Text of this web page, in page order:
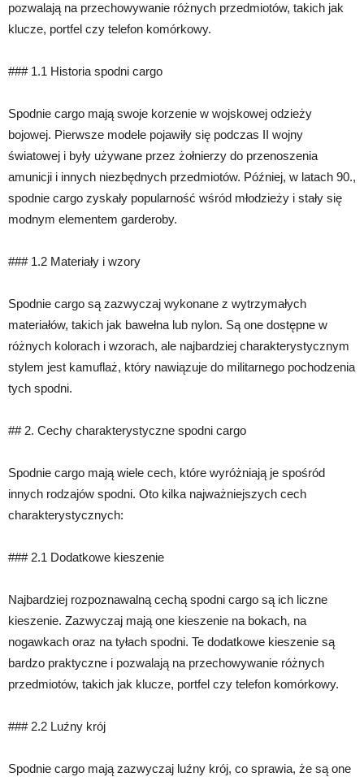
pozwalają na przechowywanie różnych przedmiotów, takich jak
klucze, portfel czy telefon komórkowy.
### 1.1 Historia spodni cargo
Spodnie cargo mają swoje korzenie w wojskowej odzieży
bojowej. Pierwsze modele pojawiły się podczas II wojny
światowej i były używane przez żołnierzy do przenoszenia
amunicji i innych niezbędnych przedmiotów. Później, w latach 90.,
spodnie cargo zyskały popularność wśród młodzieży i stały się
modnym elementem garderoby.
### 1.2 Materiały i wzory
Spodnie cargo są zazwyczaj wykonane z wytrzymałych
materiałów, takich jak bawełna lub nylon. Są one dostępne w
różnych kolorach i wzorach, ale najbardziej charakterystycznym
stylem jest kamuflaż, który nawiązuje do militarnego pochodzenia
tych spodni.
## 2. Cechy charakterystyczne spodni cargo
Spodnie cargo mają wiele cech, które wyróżniają je spośród
innych rodzajów spodni. Oto kilka najważniejszych cech
charakterystycznych:
### 2.1 Dodatkowe kieszenie
Najbardziej rozpoznawalną cechą spodni cargo są ich liczne
kieszenie. Zazwyczaj mają one kieszenie na bokach, na
nogawkach oraz na tyłach spodni. Te dodatkowe kieszenie są
bardzo praktyczne i pozwalają na przechowywanie różnych
przedmiotów, takich jak klucze, portfel czy telefon komórkowy.
### 2.2 Luźny krój
Spodnie cargo mają zazwyczaj luźny krój, co sprawia, że są one